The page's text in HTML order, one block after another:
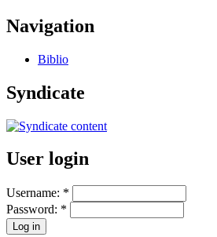
Navigation
Biblio
Syndicate
User login
Username: *
Password: *